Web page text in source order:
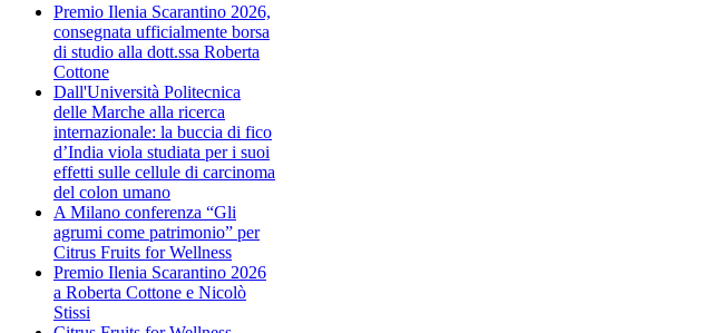
Premio Ilenia Scarantino 2026,
consegnata ufficialmente borsa
di studio alla dott.ssa Roberta
Cottone
Dall'Università Politecnica
delle Marche alla ricerca
internazionale: la buccia di fico
d’India viola studiata per i suoi
effetti sulle cellule di carcinoma
del colon umano
A Milano conferenza “Gli
agrumi come patrimonio” per
Citrus Fruits for Wellness
Premio Ilenia Scarantino 2026
a Roberta Cottone e Nicolò
Stissi